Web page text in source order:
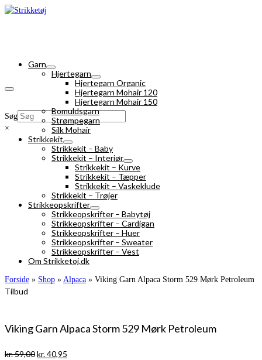
Søg
×
Garn
Hjertegarn
Hjertegarn Organic
Hjertegarn Mohair 120
Hjertegarn Mohair 150
Bomuldsgarn
Strømpegarn
Silk Mohair
Strikkekit
Strikkekit – Baby
Strikkekit – Interiør
Strikkekit – Kurve
Strikkekit – Tæpper
Strikkekit – Vaskeklude
Strikkekit – Trøjer
Strikkeopskrifter
Strikkeopskrifter – Babytøj
Strikkeopskrifter – Cardigan
Strikkeopskrifter – Huer
Strikkeopskrifter – Sweater
Strikkeopskrifter – Vest
Om Strikketoj.dk
Forside » Shop » Alpaca » Viking Garn Alpaca Storm 529 Mørk Petroleum
Tilbud
Viking Garn Alpaca Storm 529 Mørk Petroleum
kr.59,00Den
kr.40,95